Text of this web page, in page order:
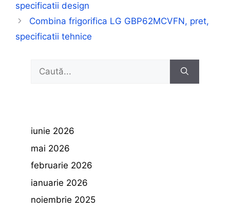
specificatii design
Combina frigorifica LG GBP62MCVFN, pret,
specificatii tehnice
Caută
iunie 2026
mai 2026
februarie 2026
ianuarie 2026
noiembrie 2025